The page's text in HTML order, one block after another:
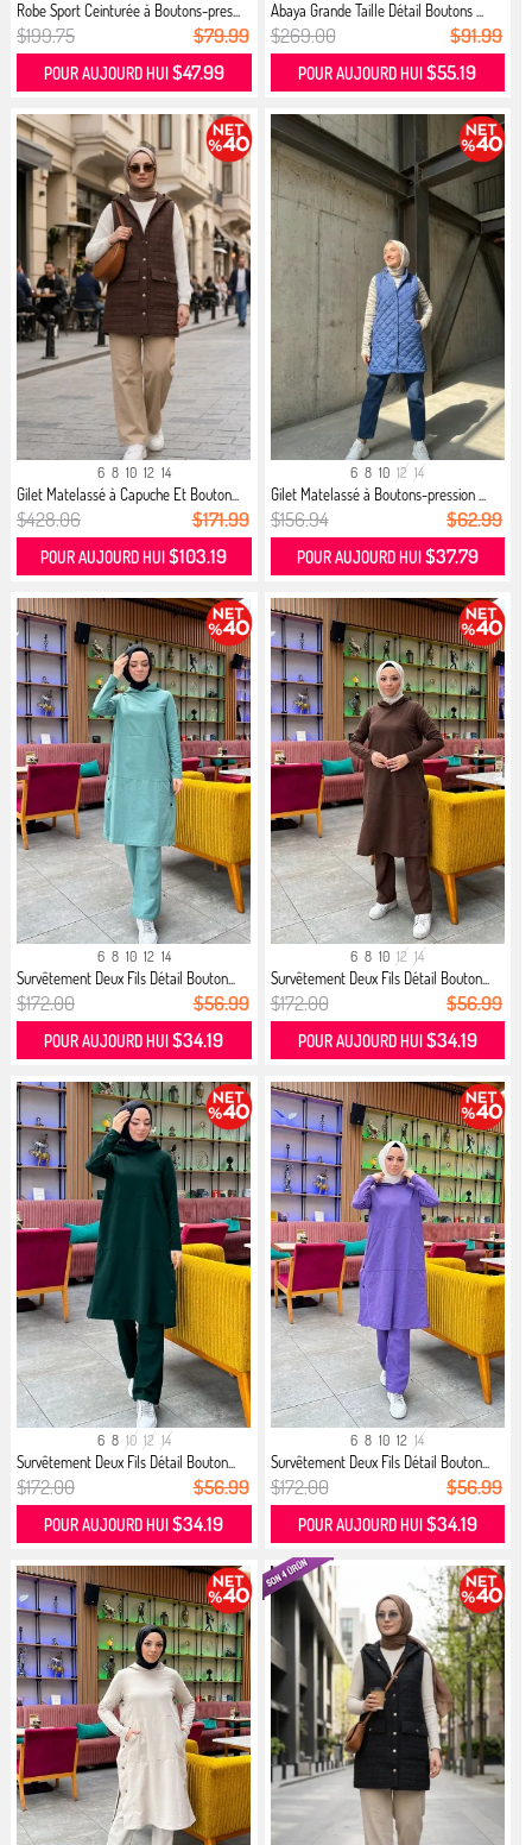
Robe Sport Ceinturée à Boutons-pres...
$199.75 $79.99
POUR AUJOURD HUI $47.99
Abaya Grande Taille Détail Boutons ...
$269.00 $91.99
POUR AUJOURD HUI$55.19
6 8 10 12 14
Gilet Matelassé à Capuche Et Bouton...
$428.06 $171.99
POUR AUJOURD HUI$103.19
6 8 10 12 14
Gilet Matelassé à Boutons-pression ...
$156.94 $62.99
POUR AUJOURD HUI $37.79
6 8 10 12 14
Survêtement Deux Fils Détail Bouton...
$172.00 $56.99
POUR AUJOURD HUI$34.19
6 8 10 12 14
Survêtement Deux Fils Détail Bouton...
$172.00 $56.99
POUR AUJOURD HUI $34.19
6 8 10 12 14
Survêtement Deux Fils Détail Bouton...
$172.00 $56.99
POUR AUJOURD HUI$34.19
6 8 10 12 14
Survêtement Deux Fils Détail Bouton...
$172.00 $56.99
POUR AUJOURD HUI $34.19